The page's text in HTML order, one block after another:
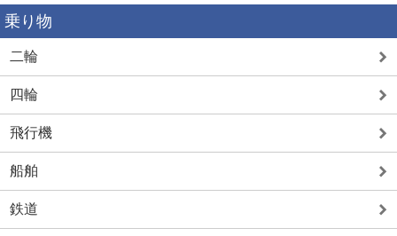
乗り物
二輪
四輪
飛行機
船舶
鉄道